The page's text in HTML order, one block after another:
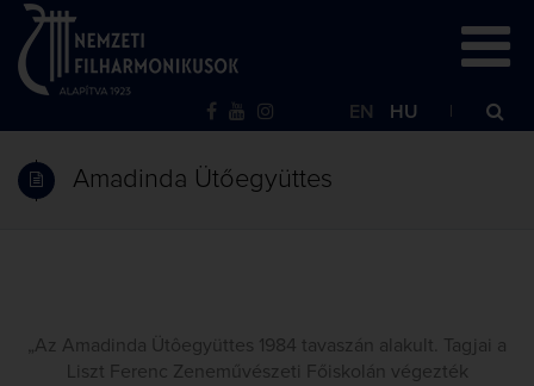
EN HU
Amadinda Ütőegyüttes
„Az Amadinda Ütôegyüttes 1984 tavaszán alakult. Tagjai a
Liszt Ferenc Zeneművészeti Főiskolán végezték